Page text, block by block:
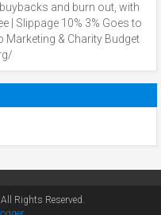
and burn out, with
| Slippage 10% 3% Goes to
Marketing & Charity Budget
Rights Reserved.